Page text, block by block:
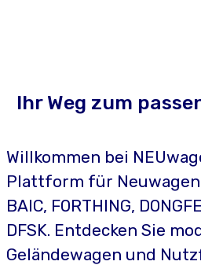
Ihr Weg zum
Willkommen bei
Plattform für Neuwagen
BAIC, FORTHING,
DFSK. Entdecken Sie
Geländewagen und